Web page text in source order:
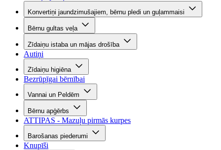
Konvertiņi jaundzimušajiem, bērnu pledi un guļammaisi
Bērnu gultas veļa
Zīdaiņu istaba un mājas drošība
Autiņi
Zīdaiņu higiēna
Bezrūpīgai bērnībai
Vannai un Peldēm
Bērnu apģērbs
ATTIPAS - Mazuļu pirmās kurpes
Barošanas piederumi
Knupīši